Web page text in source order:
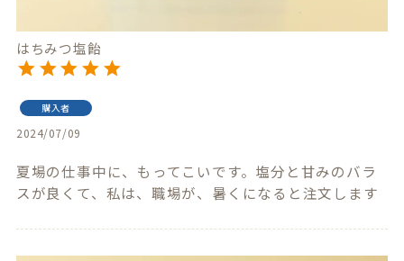
はちみつ塩飴
購入者
2024/07/09
夏場の仕事中に、もってこいです。塩分と甘みのバラ
スが良くて、私は、職場が、暑くになると注文します